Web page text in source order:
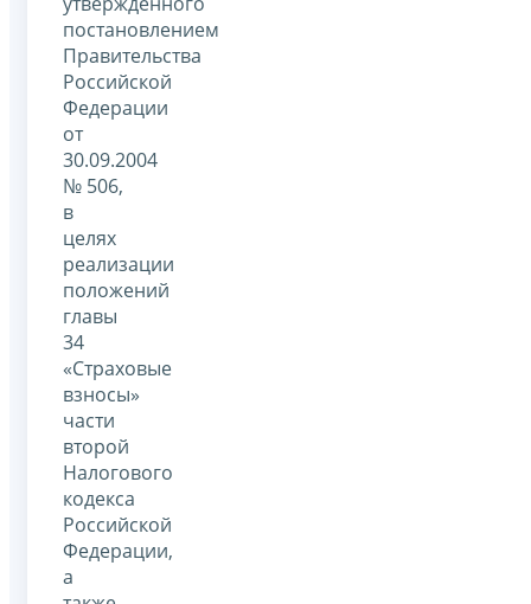
постановлением
Правительства
Российской
Федерации
от
30.09.2004
№ 506,
в
целях
реализации
положений
главы
34
«Страховые
взносы»
части
второй
Налогового
кодекса
Российской
Федерации,
а